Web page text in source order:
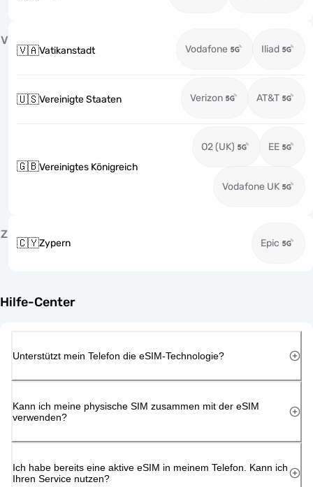
V
🇻🇦Vatikanstadt Vodafone Iliad
🇺🇸Vereinigte Staaten Verizon AT&T
🇬🇧Vereinigtes Königreich
O2 (UK) EE
Vodafone UK
Z
🇨🇾Zypern Epic
Hilfe-Center
Unterstützt mein Telefon die eSIM-Technologie?
Kann ich meine physische SIM zusammen mit der eSIM
verwenden?
Ich habe bereits eine aktive eSIM in meinem Telefon. Kann ich
Ihren Service nutzen?